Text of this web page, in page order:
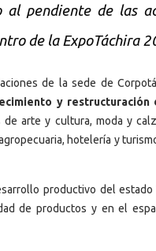
pendiente de las
de la ExpoTáchira
de la sede de
y restructuración
arte y cultura, moda y
hotelería y
productivo del
de productos y en el